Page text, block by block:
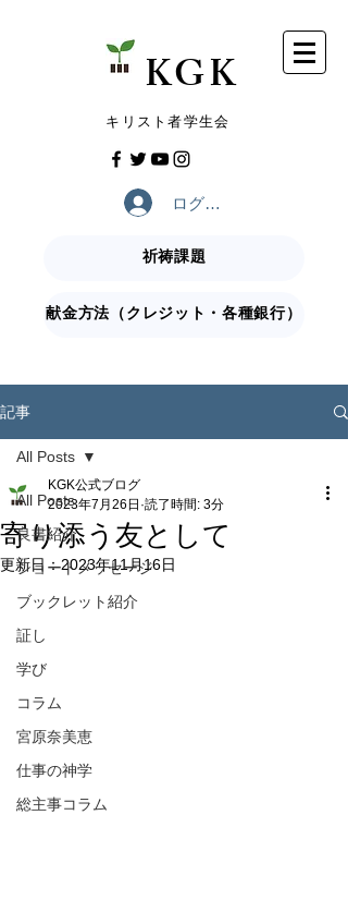
​KGK
​キリスト者学生会
ログイン
祈祷課題
献金方法（クレジット・各種銀行）
記事
All Posts
良書紹介
ショートメッセージ
ブックレット紹介
証し
学び
コラム
宮原奈美恵
仕事の神学
総主事コラム
All Posts
寄り添う友として
KGK公式ブログ
2023年7月26日 読了時間: 3分
更新日：2023年11月16日